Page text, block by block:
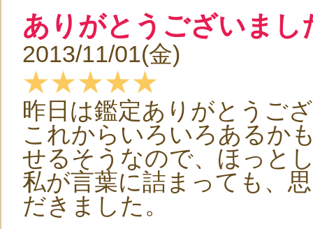
ありがとうございまし
2013/11/01(金)
★★★★★
昨日は鑑定ありがとうご
これからいろいろあるか
せるそうなので、ほっと
私が言葉に詰まっても、
だきました。